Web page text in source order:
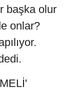
başka olur
onlar?